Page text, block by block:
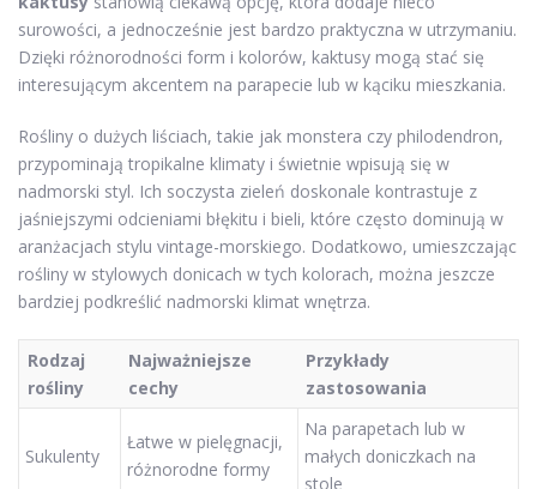
surowości, a jednocześnie jest bardzo praktyczna w utrzymaniu.
Dzięki różnorodności form i kolorów, kaktusy mogą stać się
interesującym akcentem na parapecie lub w kąciku mieszkania.
Rośliny o dużych liściach, takie jak monstera czy philodendron,
przypominają tropikalne klimaty i świetnie wpisują się w
nadmorski styl. Ich soczysta zieleń doskonale kontrastuje z
jaśniejszymi odcieniami błękitu i bieli, które często dominują w
aranżacjach stylu vintage-morskiego. Dodatkowo, umieszczając
rośliny w stylowych donicach w tych kolorach, można jeszcze
bardziej podkreślić nadmorski klimat wnętrza.
Rodzaj
rośliny
Najważniejsze
cechy
Przykłady
zastosowania
Sukulenty
Łatwe w pielęgnacji,
różnorodne formy
Na parapetach lub w
małych doniczkach na
stole